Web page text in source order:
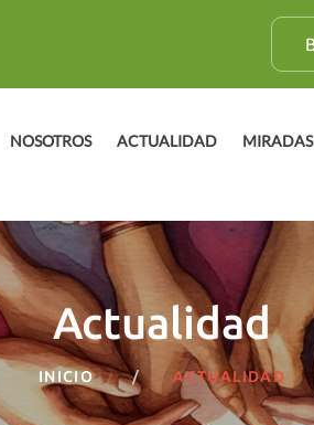
B
u
c
:
NOSOTROS ACTUALIDAD MIRADAS
Actualidad
INICIO ACTUALIDAD